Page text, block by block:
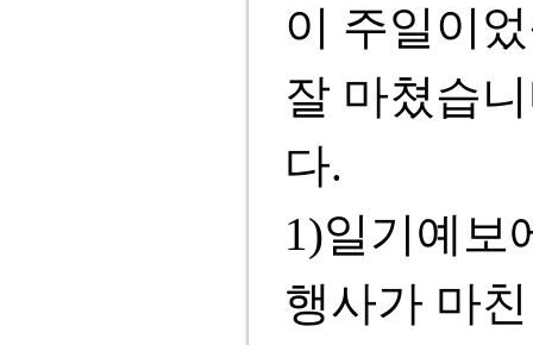
이 주일이
잘 마쳤습
다.
1)일기예보
행사가 마